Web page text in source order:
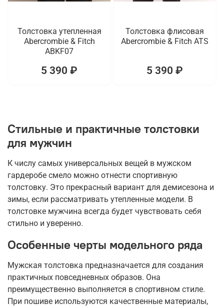
Толстовка утепленная
Abercrombie & Fitch
ABKF07
5 390 ₽
Толстовка флисовая
Abercrombie & Fitch ATS
5 390 ₽
Стильные и практичные толстовки
для мужчин
К числу самых универсальных вещей в мужском
гардеробе смело можно отнести спортивную
толстовку. Это прекрасный вариант для демисезона и
зимы, если рассматривать утепленные модели. В
толстовке мужчина всегда будет чувствовать себя
стильно и уверенно.
Особенные черты модельного ряда
Мужская толстовка предназначается для создания
практичных повседневных образов. Она
преимущественно выполняется в спортивном стиле.
При пошиве используются качественные материалы,